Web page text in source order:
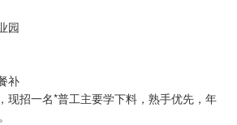
园
补
现招一名*普工主要学下料，熟手优先，年